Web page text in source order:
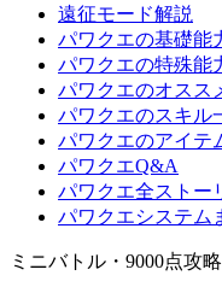
遠征モード解説
パワクエの基礎能
パワクエの特殊能
パワクエのオスス
パワクエのスキル
パワクエのアイテ
パワクエQ&A
パワクエ全ストー
パワクエシステム
ミニバトル・9000点攻略